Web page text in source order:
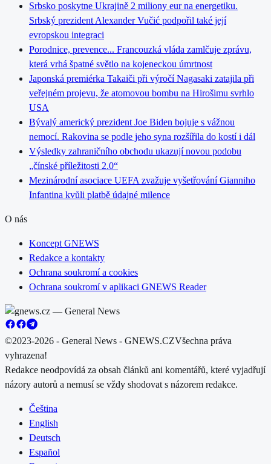
Srbsko poskytne Ukrajině 2 miliony eur na energetiku.
Srbský prezident Alexander Vučić podpořil také její
evropskou integraci
Porodnice, prevence... Francouzká vláda zamlčuje zprávu,
která vrhá špatné světlo na kojeneckou úmrtnost
Japonská premiérka Takaiči při výročí Nagasaki zatajila při
veřejném projevu, že atomovou bombu na Hirošimu svrhlo
USA
Bývalý americký prezident Joe Biden bojuje s vážnou
nemocí. Rakovina se podle jeho syna rozšířila do kostí i dál
Výsledky zahraničního obchodu ukazují novou podobu
„čínské příležitosti 2.0“
Mezinárodní asociace UEFA zvažuje vyšetřování Gianniho
Infantina kvůli platbě údajné milence
O nás
Koncept GNEWS
Redakce a kontakty
Ochrana soukromí a cookies
Ochrana soukromí v aplikaci GNEWS Reader
©2023-2026 - General News - GNEWS.CZVšechna práva
vyhrazena!
Redakce neodpovídá za obsah článků ani komentářů, které vyjadřují
názory autorů a nemusí se vždy shodovat s názorem redakce.
Čeština
English
Deutsch
Español